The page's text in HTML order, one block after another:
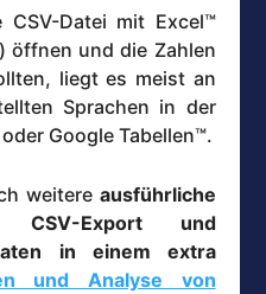
CSV-Datei mit Excel™
öffnen und die Zahlen
liegt es meist an
Sprachen in der
Google Tabellen™.
weitere ausführliche
CSV-Export und
in einem extra
und Analyse von